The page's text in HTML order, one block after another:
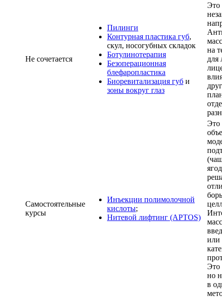
Не сочетается
Пилинги
Контурная пластика губ,
скул, носогубных складок
Ботулинотерапия
Безоперационная
блефаропластика
Биоревитализация губ и
зоны вокруг глаз
Это
на
для
Самостоятельные
курсы
Инъекции полимолочной
кислоты;
Нитевой лифтинг (APTOS)
Это
или
Это
но
в